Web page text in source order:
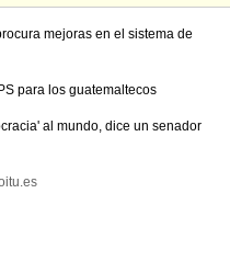
mejoras en el sistema de
para los guatemaltecos
al mundo, dice un senador